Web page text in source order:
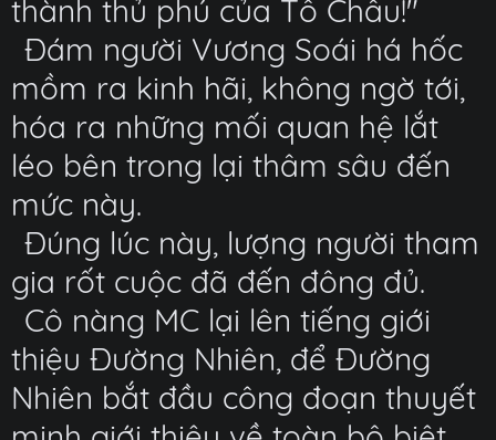
thành thủ phú của Tô Châu!"
Đám người Vương Soái há hốc
mồm ra kinh hãi, không ngờ tới,
hóa ra những mối quan hệ lắt
léo bên trong lại thâm sâu đến
mức này.
Đúng lúc này, lượng người tham
gia rốt cuộc đã đến đông đủ.
Cô nàng MC lại lên tiếng giới
thiệu Đường Nhiên, để Đường
Nhiên bắt đầu công đoạn thuyết